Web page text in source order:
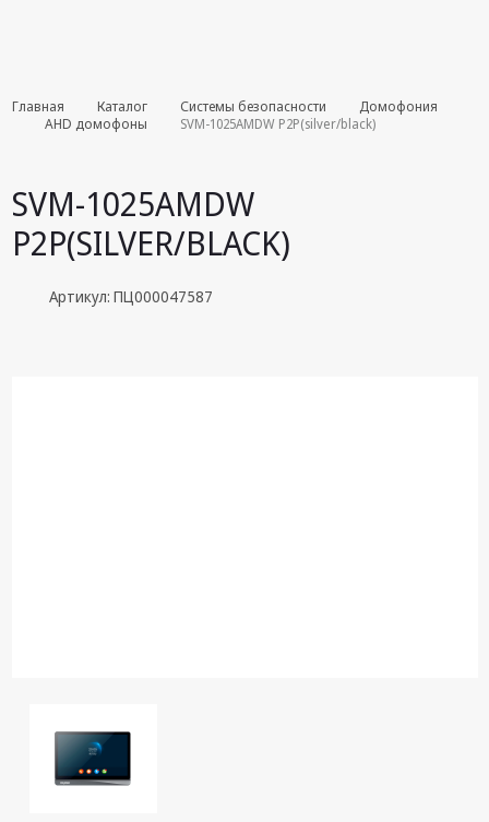
Комплекты
августа
оборудование
Android TV
приставки
Блоки питания,
Сетевые
Сетевое
оборудование
Главная Каталог Системы безопасности
Домофония
AHD домофоны
SVM-1025AMDW P2P(silver/black)
SVM-1025AMDW
P2P(SILVER/BLACK)
Артикул: ПЦ000047587